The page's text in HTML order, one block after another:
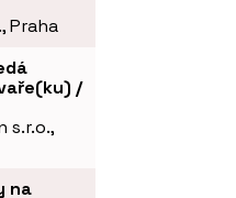
Praha
/
s.r.o.,
na